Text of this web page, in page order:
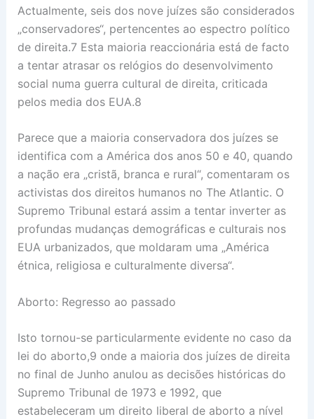
Actualmente, seis dos nove juízes são considerados
„conservadores“, pertencentes ao espectro político
de direita.7 Esta maioria reaccionária está de facto
a tentar atrasar os relógios do desenvolvimento
social numa guerra cultural de direita, criticada
pelos media dos EUA.8
Parece que a maioria conservadora dos juízes se
identifica com a América dos anos 50 e 40, quando
a nação era „cristã, branca e rural“, comentaram os
activistas dos direitos humanos no The Atlantic. O
Supremo Tribunal estará assim a tentar inverter as
profundas mudanças demográficas e culturais nos
EUA urbanizados, que moldaram uma „América
étnica, religiosa e culturalmente diversa“.
Aborto: Regresso ao passado
Isto tornou-se particularmente evidente no caso da
lei do aborto,9 onde a maioria dos juízes de direita
no final de Junho anulou as decisões históricas do
Supremo Tribunal de 1973 e 1992, que
estabeleceram um direito liberal de aborto a nível